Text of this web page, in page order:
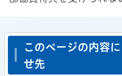
このページの内容
せ先